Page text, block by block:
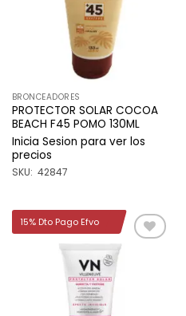
BRONCEADORES
PROTECTOR SOLAR COCOA
BEACH F45 POMO 130ML
Inicia Sesion para ver los
precios
SKU: 42847
15% Dto Pago Efvo